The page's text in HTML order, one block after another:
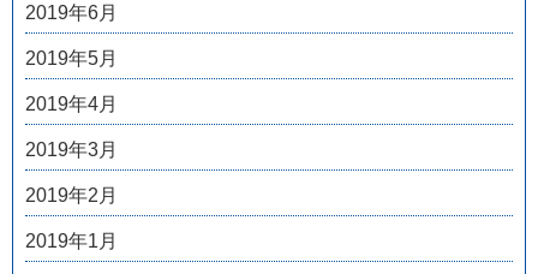
2019年6月
2019年5月
2019年4月
2019年3月
2019年2月
2019年1月